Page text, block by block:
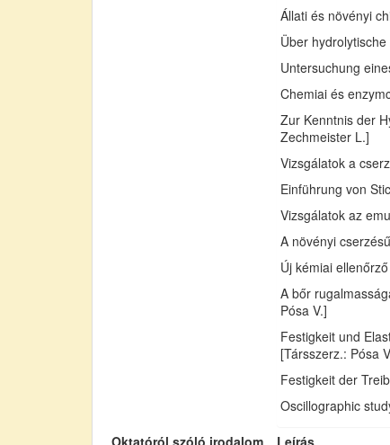
Állati és növényi
Über
Untersuchung
Chemiai és
Zur Kenntnis der
Zechmeister L.]
Vizsgálatok a
Einführung von
Vizsgálatok az
A növényi
Új kémiai
A bőr
Pósa V.]
Festigkeit und
[Társszerz.: Pósa
Festigkeit der
Oscillographic